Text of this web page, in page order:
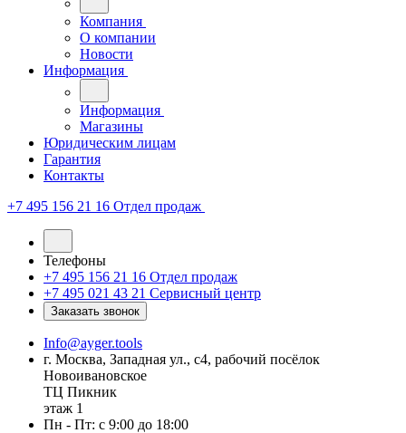
Компания
О компании
Новости
Информация
Информация
Магазины
Юридическим лицам
Гарантия
Контакты
+7 495 156 21 16 Отдел продаж
Телефоны
+7 495 156 21 16 Отдел продаж
+7 495 021 43 21 Cервисный центр
Заказать звонок
Info@ayger.tools
г. Москва, Западная ул., с4, рабочий посёлок
Новоивановское
ТЦ Пикник
этаж 1
Пн - Пт: с 9:00 до 18:00